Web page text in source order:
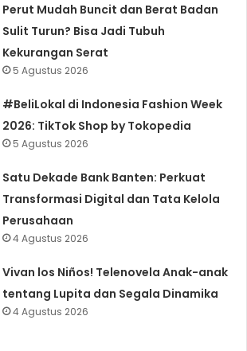
Perut Mudah Buncit dan Berat Badan
Sulit Turun? Bisa Jadi Tubuh
Kekurangan Serat
5 Agustus 2026
#BeliLokal di Indonesia Fashion Week
2026: TikTok Shop by Tokopedia
5 Agustus 2026
Satu Dekade Bank Banten: Perkuat
Transformasi Digital dan Tata Kelola
Perusahaan
4 Agustus 2026
Vivan los Niños! Telenovela Anak-anak
tentang Lupita dan Segala Dinamika
4 Agustus 2026